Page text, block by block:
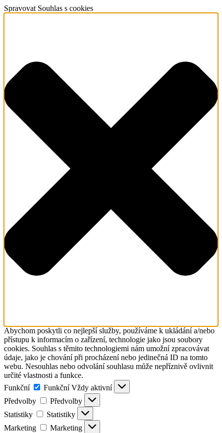
Spravovat Souhlas s cookies
Abychom poskytli co nejlepší služby, používáme k ukládání a/nebo
přístupu k informacím o zařízení, technologie jako jsou soubory
cookies. Souhlas s těmito technologiemi nám umožní zpracovávat
údaje, jako je chování při procházení nebo jedinečná ID na tomto
webu. Nesouhlas nebo odvolání souhlasu může nepříznivě ovlivnit
určité vlastnosti a funkce.
Funkční
Funkční Vždy aktivní
Předvolby
Předvolby
Statistiky
Statistiky
Marketing
Marketing